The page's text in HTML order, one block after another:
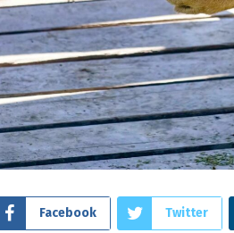
Facebook Twitter